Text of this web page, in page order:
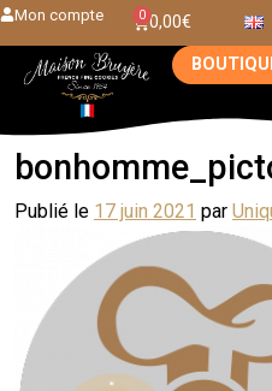
Mon compte 0,00€
0
Publié le 17 juin 2021 par